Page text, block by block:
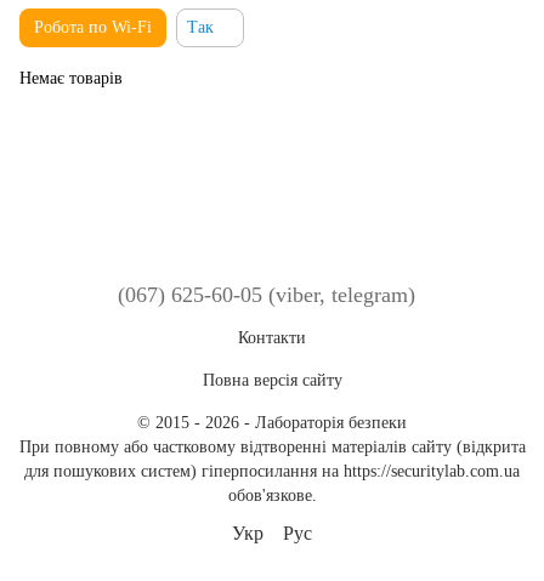
Робота по Wi-Fi Так
Немає товарів
(067) 625-60-05 (viber, telegram)
Контакти
Повна версія сайту
© 2015 - 2026 - Лабораторія безпеки
При повному або частковому відтворенні матеріалів сайту (відкрита
для пошукових систем) гіперпосилання на https://securitylab.com.ua
обов'язкове.
Укр Рус